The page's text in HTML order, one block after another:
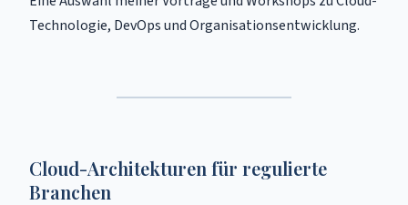
Technologie, DevOps und Organisationsentwicklung.
Cloud-Architekturen für regulierte
Branchen